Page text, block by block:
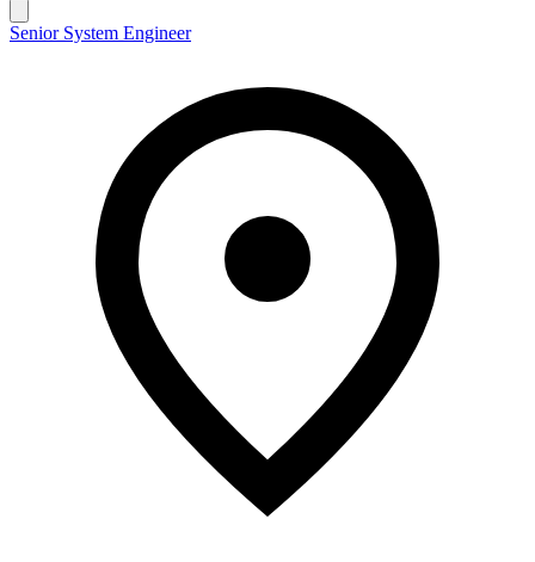
Senior System Engineer